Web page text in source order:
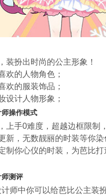
装扮出时尚的公主形象！
欢的人物角色；
欢的服装饰品；
设计人物形象；
操作模式
上手0难度，超越边框限制
新，无数靓丽的时装等你染
制你心仪的时装，为芭比
测评
师中你可以给芭比公主装